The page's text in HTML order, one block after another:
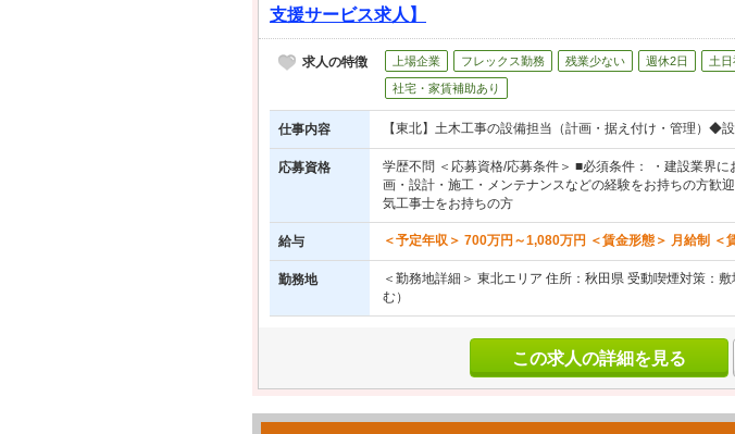
支援サービス求人】
求人の特徴 上場企業 フレックス勤務 残業少ない 週休2日 土
社宅・家賃補助あり
仕事内容 【東北】土木工事の設備担当（計画・据え付け・管理）◆
応募資格
学歴不問 ＜応募資格/応募条件＞ ■必須条件： ・建設業界
画・設計・施工・メンテナンスなどの経験をお持ちの方歓
気工事士をお持ちの方
給与 ＜予定年収＞ 700万円～1,080万円 ＜賃金形態＞ 月給制 ＜
勤務地
＜勤務地詳細＞ 東北エリア 住所：秋田県 受動喫煙対策：
む）
この求人の詳細を見る